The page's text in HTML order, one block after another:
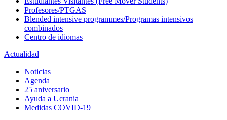
Profesores/PTGAS
Blended intensive programmes/Programas intensivos
combinados
Centro de idiomas
Actualidad
Noticias
Agenda
25 aniversario
Ayuda a Ucrania
Medidas COVID-19